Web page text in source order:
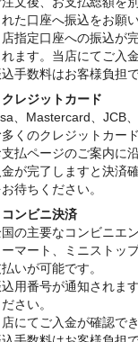
た口座へ振込をお願い
指定口座への振込が
ます。当店にてご入
手数料はお客様負担
レジットカード
、Mastercard、JCB
くのクレジットカー
払ページのご案内に
が完了しますと決済
待ちください。
ンビニ決済
の主要なコンビニエ
マート、ミニストッ
いが可能です。
用番号が通知されま
さい。
にてご入金が確認で